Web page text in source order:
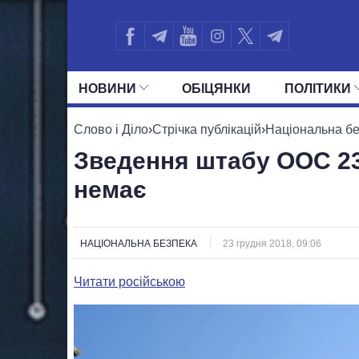
НОВИНИ ОБIЦЯНКИ ПОЛIТИКИ
УСІ ПОЛІТИКИ ПРЕЗИДЕНТ І
Слово і Діло›Стрічка публікацій›Національна
Зведення штабу ООС 23
немає
НАЦІОНАЛЬНА БЕЗПЕКА 23 грудня 2018, 09:06
Читати російською